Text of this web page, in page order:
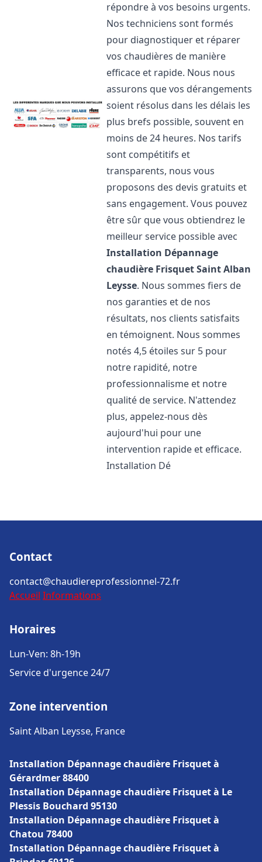
répondre à vos besoins urgents.
Nos techniciens sont formés
pour diagnostiquer et réparer
vos chaudières de manière
efficace et rapide. Nous nous
assurons que vos dérangements
soient résolus dans les délais les
plus brefs possible, souvent en
moins de 24 heures. Nos tarifs
sont compétitifs et
transparents, nous vous
proposons des devis gratuits et
sans engagement. Vous pouvez
être sûr que vous obtiendrez le
meilleur service possible avec
Installation Dépannage
chaudière FrisquetSaint Alban
Leysse. Nous sommes fiers de
nos garanties et de nos
résultats, nos clients satisfaits
en témoignent. Nous sommes
notés 4,5 étoiles sur 5 pour
notre rapidité, notre
professionnalisme et notre
qualité de service. N'attendez
plus, appelez-nous dès
aujourd'hui pour une
intervention rapide et efficace.
Installation Dé
Contact
contact@chaudiereprofessionnel-72.fr
Accueil Informations
Horaires
Lun-Ven: 8h-19h
Service d'urgence 24/7
Zone intervention
Saint Alban Leysse, France
Installation Dépannage chaudière Frisquet à
Gérardmer 88400
Installation Dépannage chaudière Frisquet à Le
Plessis Bouchard 95130
Installation Dépannage chaudière Frisquet à
Chatou 78400
Installation Dépannage chaudière Frisquet à